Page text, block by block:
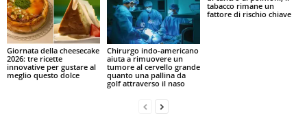
Giornata della cheesecake
2026: tre ricette
innovative per gustare al
meglio questo dolce
Chirurgo indo-americano
aiuta a rimuovere un
tumore al cervello grande
quanto una pallina da
golf attraverso il naso
tabacco rimane un
fattore di rischio chiave